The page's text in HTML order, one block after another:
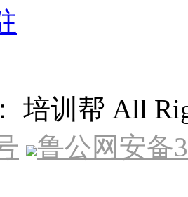
培训帮 All
鲁公网安备